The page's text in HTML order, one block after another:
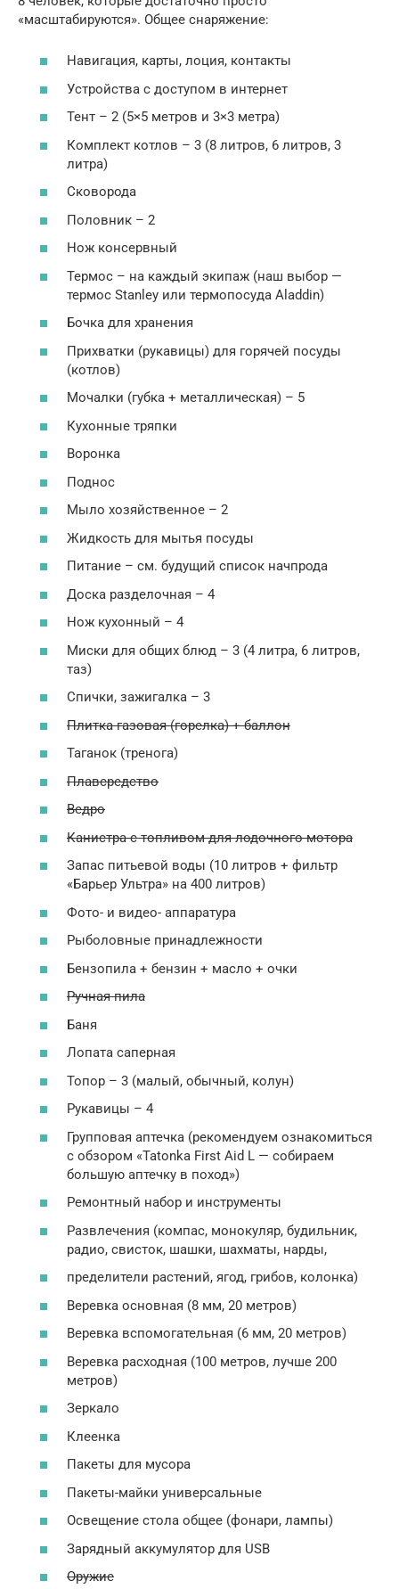
«масштабируются». Общее снаряжение:
Навигация, карты, лоция, контакты
Устройства с доступом в интернет
Тент – 2 (5×5 метров и 3×3 метра)
Комплект котлов – 3 (8 литров, 6 литров, 3
литра)
Сковорода
Половник – 2
Нож консервный
Термос – на каждый экипаж (наш выбор —
термос Stanley или термопосуда Aladdin)
Бочка для хранения
Прихватки (рукавицы) для горячей посуды
(котлов)
Мочалки (губка + металлическая) – 5
Кухонные тряпки
Воронка
Поднос
Мыло хозяйственное – 2
Жидкость для мытья посуды
Питание – см. будущий список начпрода
Доска разделочная – 4
Нож кухонный – 4
Миски для общих блюд – 3 (4 литра, 6 литров,
таз)
Спички, зажигалка – 3
Плитка газовая (горелка) + баллон
Таганок (тренога)
Плавсредство
Ведро
Канистра с топливом для лодочного мотора
Запас питьевой воды (10 литров + фильтр
«Барьер Ультра» на 400 литров)
Фото- и видео- аппаратура
Рыболовные принадлежности
Бензопила + бензин + масло + очки
Ручная пила
Баня
Лопата саперная
Топор – 3 (малый, обычный, колун)
Рукавицы – 4
Групповая аптечка (рекомендуем ознакомиться
с обзором «Tatonka First Aid L — собираем
большую аптечку в поход»)
Ремонтный набор и инструменты
Развлечения (компас, монокуляр, будильник,
радио, свисток, шашки, шахматы, нарды,
пределители растений, ягод, грибов, колонка)
Веревка основная (8 мм, 20 метров)
Веревка вспомогательная (6 мм, 20 метров)
Веревка расходная (100 метров, лучше 200
метров)
Зеркало
Клеенка
Пакеты для мусора
Пакеты-майки универсальные
Освещение стола общее (фонари, лампы)
Зарядный аккумулятор для USB
Оружие